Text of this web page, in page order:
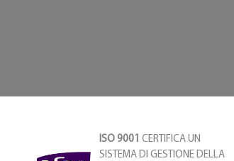
ISO 9001 CERTIFICA UN
SISTEMA DI GESTIONE DELLA